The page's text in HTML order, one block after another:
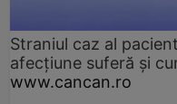
Straniul caz al
afecțiune suferă și
www.cancan.ro